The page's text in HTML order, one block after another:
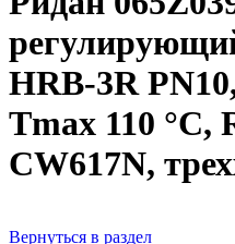
HRB-3R
Tmax 110 °C,
CW617N,
Вернуться в раздел